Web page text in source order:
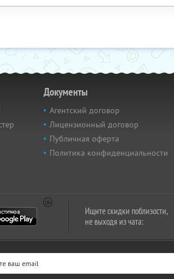
Документы
Агентский договор
Лицензионный договор
Публичная оферта
Политика конфиденциальности
Ищите скидки поблизости,
не выходя из чата: